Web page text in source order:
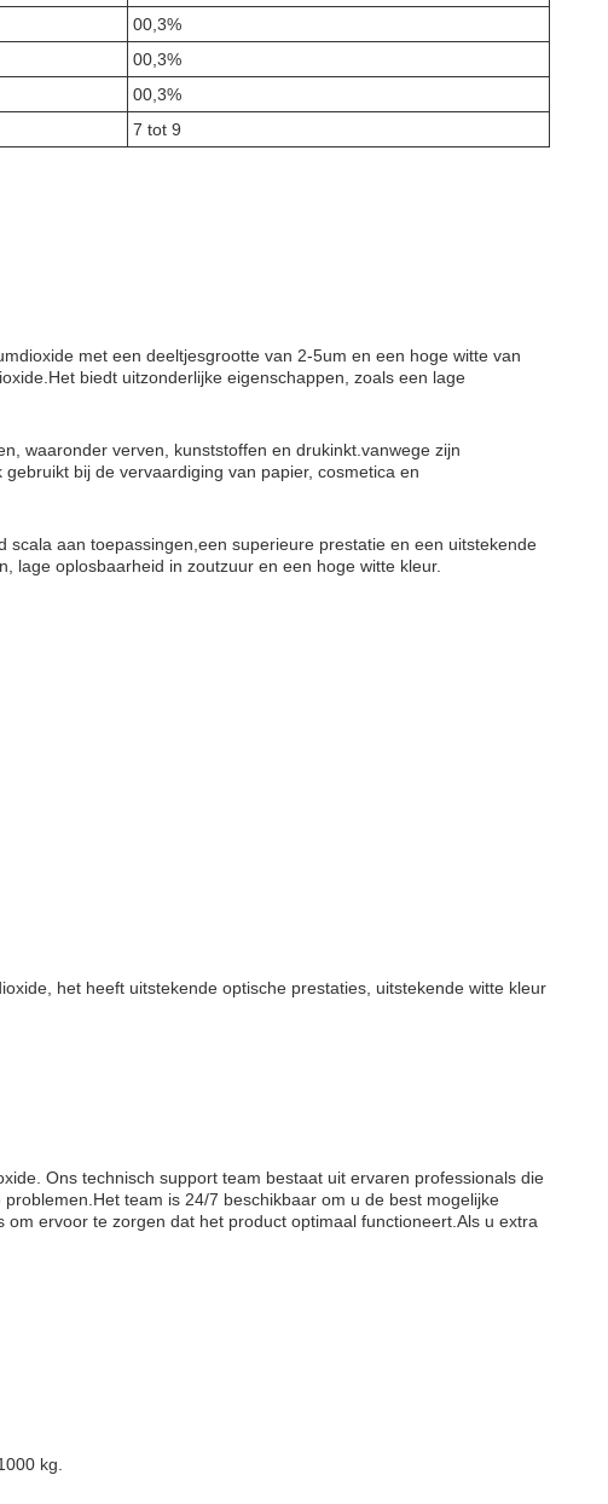
00,3%
00,3%
00,3%
7 tot 9
met een deeltjesgrootte van 2-5um en een hoge witte van
biedt uitzonderlijke eigenschappen, zoals een lage
waaronder verven, kunststoffen en drukinkt.vanwege zijn
bij de vervaardiging van papier, cosmetica en
aan toepassingen,een superieure prestatie en een uitstekende
lage oplosbaarheid in zoutzuur en een hoge witte kleur.
het heeft uitstekende optische prestaties, uitstekende witte kleur
Ons technisch support team bestaat uit ervaren professionals die
team is 24/7 beschikbaar om u de best mogelijke
ervoor te zorgen dat het product optimaal functioneert.Als u extra
kg.